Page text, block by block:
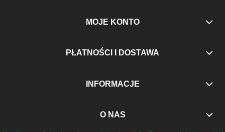
MOJE KONTO
PŁATNOŚCI I DOSTAWA
INFORMACJE
O NAS